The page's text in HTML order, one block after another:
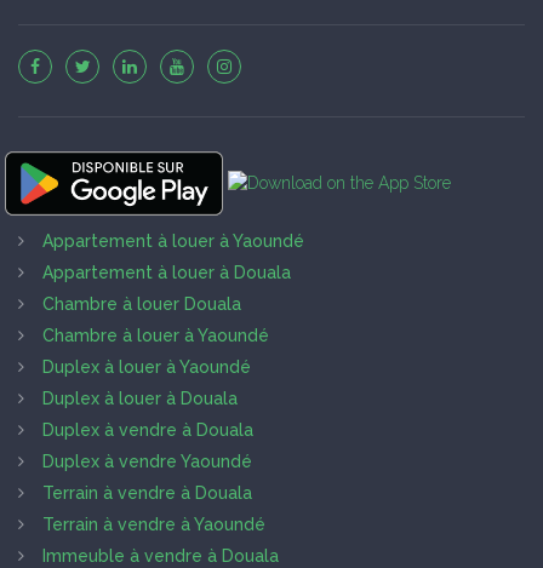
Appartement à louer à Yaoundé
Appartement à louer à Douala
Chambre à louer Douala
Chambre à louer à Yaoundé
Duplex à louer à Yaoundé
Duplex à louer à Douala
Duplex à vendre à Douala
Duplex à vendre Yaoundé
Terrain à vendre à Douala
Terrain à vendre à Yaoundé
Immeuble à vendre à Douala